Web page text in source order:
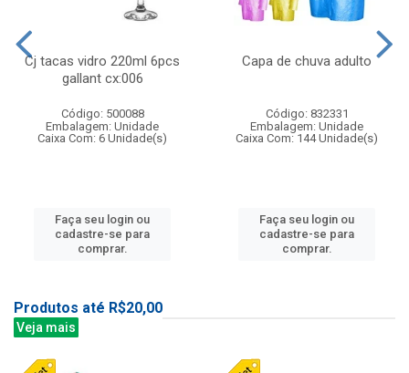
Cj tacas vidro 220ml 6pcs
gallant cx:006
Código: 500088
Embalagem: Unidade
Caixa Com: 6 Unidade(s)
Faça seu login ou
cadastre-se para
comprar.
Capa de chuva adulto
Código: 832331
Embalagem: Unidade
Caixa Com: 144 Unidade(s)
Faça seu login ou
cadastre-se para
comprar.
Produtos até R$20,00
Veja mais